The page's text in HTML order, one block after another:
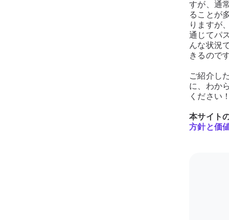
すが、通
ることが
りますが
通じてパ
んな状況
きるので
ご紹介し
に、わか
ください
本サイト
方針と価